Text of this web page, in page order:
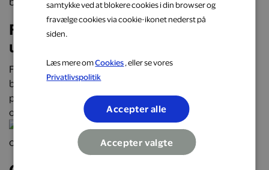
Få cashback på hverdagens
udgifter hos populære brands
Få cashback på hverdagens udgifter hos over 2.000
butikker, restauranter og webshops. Optjen automatisk
penge tilbage på alt fra mad og transport til mode, bolig
og faste abonnementer.
samtykke ved at blokere cookies i din browser og
fravælge cookies via cookie-ikonet nederst på
siden.
Læs mere omCookies , eller se vores
Privatlivspolitik
Accepter alle
Accepter valgte